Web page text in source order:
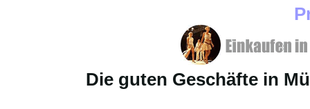
Die guten Geschäfte in